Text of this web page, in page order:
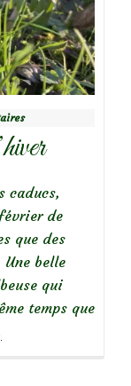
caducs,
de
que des
Une belle
qui
temps que